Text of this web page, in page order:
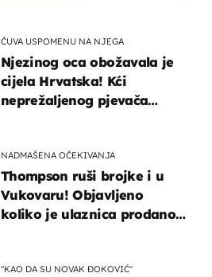
ČUVA USPOMENU NA NJEGA
Njezinog oca obožavala je
cijela Hrvatska! Kći
neprežaljenog pjevača
NADMAŠENA OČEKIVANJA
Thompson ruši brojke i u
Vukovaru! Objavljeno
koliko je ulaznica prodano
"KAO DA SU NOVAK ĐOKOVIĆ"